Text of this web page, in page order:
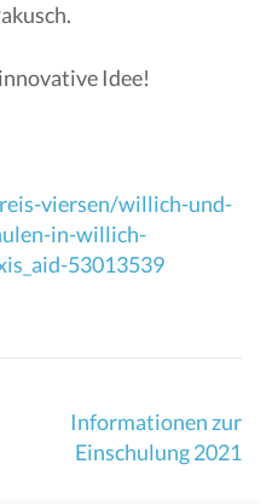
Idee!
viersen/willich-und-
in-willich-
53013539
Informationen zur
Einschulung 2021